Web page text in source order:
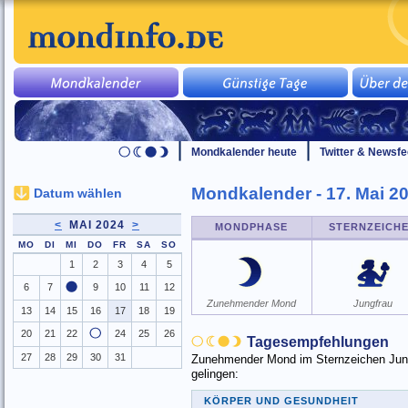
Mondkalender heute Twitter &
Mondkalender - 17. Mai
MONDPHASE
Zunehmender Mond Jungfrau
Tagesempfehlungen
Zunehmender Mond im Sternzeichen
gelingen:
KÖRPER UND GESUNDHEIT
Datum wählen
< MAI 2024 >
MO DI MI DO FR SA SO
1 2 3 4 5
6 7 9 10 11 12
13 14 15 16 17 18 19
20 21 22 24 25 26
27 28 29 30 31